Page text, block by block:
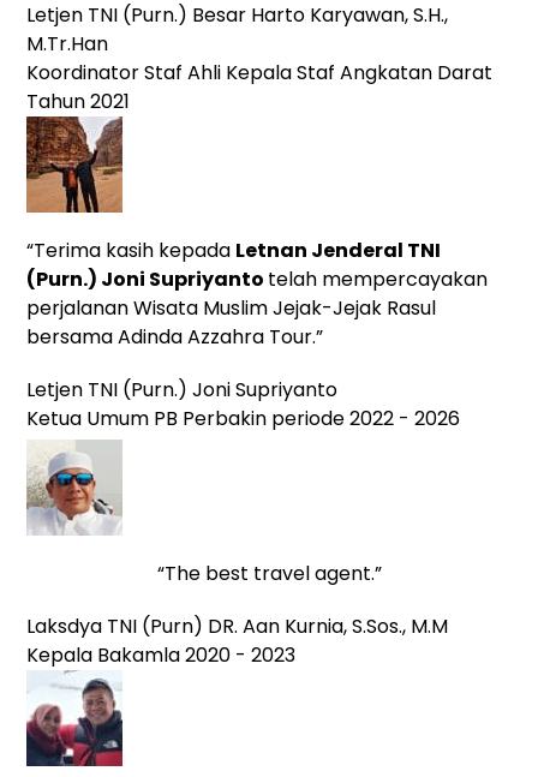
Letjen TNI (Purn.) Besar Harto Karyawan, S.H.,
M.Tr.Han
Koordinator Staf Ahli Kepala Staf Angkatan Darat
Tahun 2021
“Terima kasih kepada Letnan Jenderal TNI
(Purn.) Joni Supriyanto telah mempercayakan
perjalanan Wisata Muslim Jejak-Jejak Rasul
bersama Adinda Azzahra Tour.”
Letjen TNI (Purn.) Joni Supriyanto
Ketua Umum PB Perbakin periode 2022 - 2026
“The best travel agent.”
Laksdya TNI (Purn) DR. Aan Kurnia, S.Sos., M.M
Kepala Bakamla 2020 - 2023